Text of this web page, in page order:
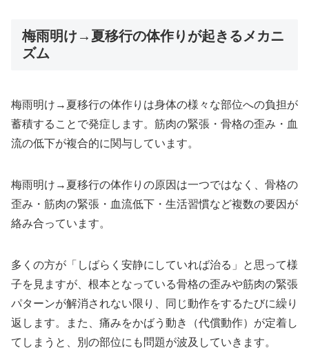
梅雨明け→夏移行の体作りが起きるメカニ
ズム
梅雨明け→夏移行の体作りは身体の様々な部位への負担が
蓄積することで発症します。筋肉の緊張・骨格の歪み・血
流の低下が複合的に関与しています。
梅雨明け→夏移行の体作りの原因は一つではなく、骨格の
歪み・筋肉の緊張・血流低下・生活習慣など複数の要因が
絡み合っています。
多くの方が「しばらく安静にしていれば治る」と思って様
子を見ますが、根本となっている骨格の歪みや筋肉の緊張
パターンが解消されない限り、同じ動作をするたびに繰り
返します。また、痛みをかばう動き（代償動作）が定着し
てしまうと、別の部位にも問題が波及していきます。